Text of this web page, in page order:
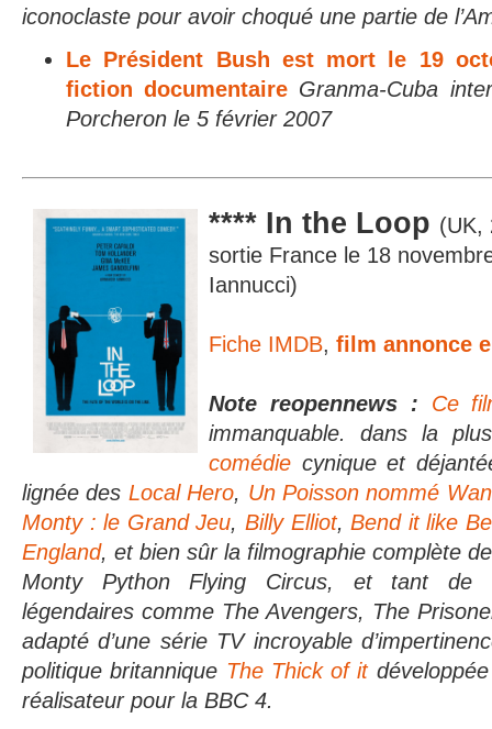
iconoclaste pour avoir choqué une partie de
Le Président Bush est mort le 19
fiction documentaire Granma-Cuba
Porcheron le 5 février 2007
**** In the Loop (UK,
sortie France le 18
Iannucci)
Fiche IMDB, film annonce
Note reopennews : Ce
immanquable. dans la
comédie cynique et
lignée des Local Hero, Un Poisson nommé
Monty : le Grand Jeu, Billy Elliot,Bend it like
England, et bien sûr la filmographie complète
Monty Python Flying Circus, et tant de
légendaires comme The Avengers, The
adapté d’une série TV incroyable
politique britannique The Thick of it
réalisateur pour la BBC 4.